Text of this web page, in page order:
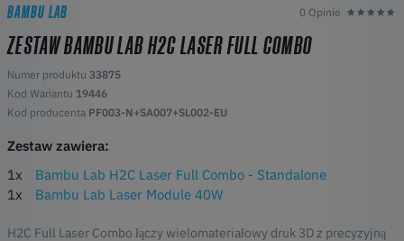
BAMBU LAB 0 Opinie
ZESTAW BAMBU LAB H2C LASER FULL COMBO
Numer produktu 33875
Kod Wariantu 19446
Kod producenta PF003-N+SA007+SL002-EU
Zestaw zawiera:
1x
Bambu Lab H2C Laser Full Combo - Standalone
1x
Bambu Lab Laser Module 40W
H2C Full Laser Combo łączy wielomateriałowy druk 3D z precyzyjną